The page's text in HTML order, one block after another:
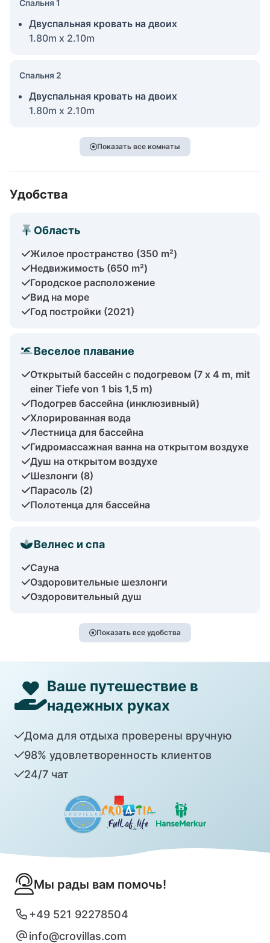
Спальня 1
Двуспальная кровать на двоих
1.80m x 2.10m
Спальня 2
Двуспальная кровать на двоих
1.80m x 2.10m
Показать все комнаты
Удобства
Область
Жилое пространство (350 m²)
Недвижимость (650 m²)
Городское расположение
Вид на море
Год постройки (2021)
Веселое плавание
Открытый бассейн с подогревом (7 x 4 m, mit
einer Tiefe von 1 bis 1,5 m)
Подогрев бассейна (инклюзивный)
Хлорированная вода
Лестница для бассейна
Гидромассажная ванна на открытом воздухе
Душ на открытом воздухе
Шезлонги (8)
Парасоль (2)
Полотенца для бассейна
Велнес и спа
Сауна
Оздоровительные шезлонги
Оздоровительный душ
Показать все удобства
Ваше путешествие в
надежных руках
Дома для отдыха проверены вручную
98% удовлетворенность клиентов
24/7 чат
Мы рады вам помочь!
+49 521 92278504
info@crovillas.com